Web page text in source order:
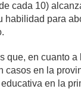
cada 10)
habilidad para
que, en cuanto
casos en la
en la